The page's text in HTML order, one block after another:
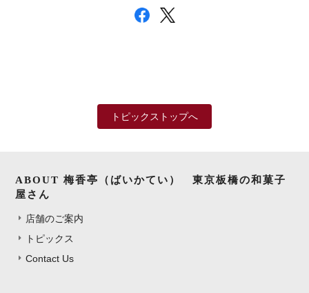
トピックストップへ
ABOUT 梅香亭（ばいかてい） 東京板橋の和菓子
屋さん
店舗のご案内
トピックス
Contact Us